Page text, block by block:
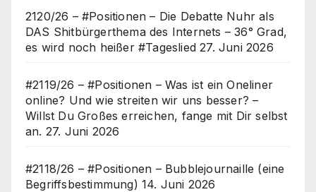
2120/26 – #Positionen – Die Debatte Nuhr als
DAS Shitbürgerthema des Internets – 36° Grad,
es wird noch heißer #Tageslied 27. Juni 2026
#2119/26 – #Positionen – Was ist ein Oneliner
online? Und wie streiten wir uns besser? –
Willst Du Großes erreichen, fange mit Dir selbst
an. 27. Juni 2026
#2118/26 – #Positionen – Bubblejournaille (eine
Begriffsbestimmung) 14. Juni 2026